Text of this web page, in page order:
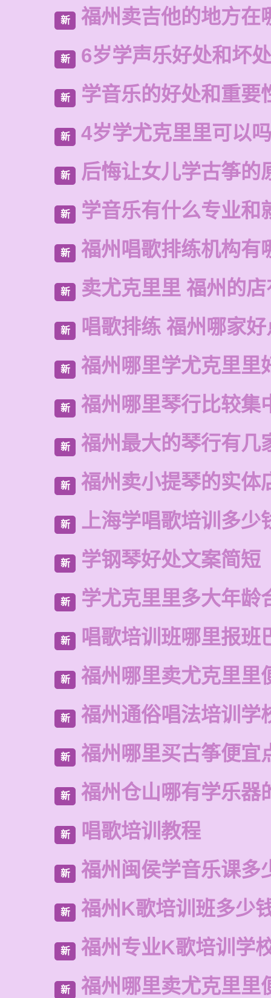
新 福州卖吉他的地方在
新 6岁学声乐好处和坏处
新 学音乐的好处和重要
新 4岁学尤克里里可以吗
新 后悔让女儿学古筝的
新 学音乐有什么专业和
新 福州唱歌排练机构有
新 卖尤克里里 福州的
新 唱歌排练 福州哪家好
新 福州哪里学尤克里里
新 福州哪里琴行比较集
新 福州最大的琴行有几
新 福州卖小提琴的实体
新 上海学唱歌培训多少
新 学钢琴好处文案简短
新 学尤克里里多大年龄
新 唱歌培训班哪里报班
新 福州哪里卖尤克里里
新 福州通俗唱法培训学
新 福州哪里买古筝便宜
新 福州仓山哪有学乐器
新 唱歌培训教程
新 福州闽侯学音乐课多
新 福州K歌培训班多少
新 福州专业K歌培训学
新 福州哪里卖尤克里里